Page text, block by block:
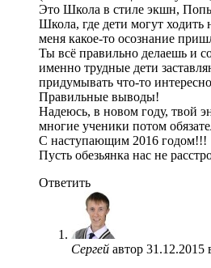
Это Школа в стиле экшн,
Школа, где дети могут ходить
меня какое-то осознание
Ты всё правильно делаешь и
именно трудные дети
придумывать что-то
Правильные выводы!
Надеюсь, в новом году, твой
многие ученики потом
С наступающим 2016 годом!!!
Пусть обезьянка нас не
Ответить
Сергей автор 31.12.2015